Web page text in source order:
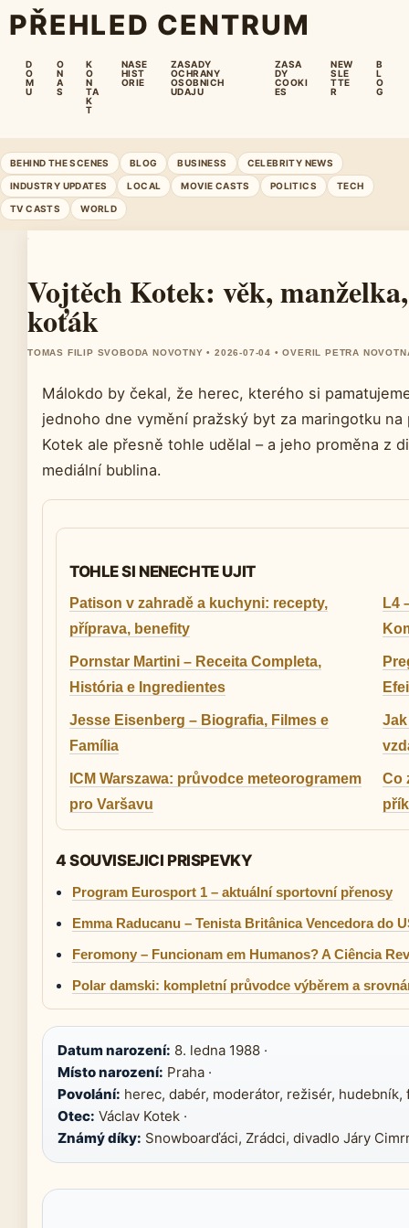
PŘEHLED CENTRUM
D
O
M
U
O
N
A
S
K
O
N
TA
K
T
NASE
HIST
ORIE
ZASADY
OCHRANY
OSOBNICH
UDAJU
ZASA
DY
COOKI
ES
NEW
SLE
TTE
R
B
L
O
G
BEHIND THE SCENES BLOG BUSINESS CELEBRITY NEWS
INDUSTRY UPDATES LOCAL MOVIE CASTS POLITICS TECH
TV CASTS WORLD
Vojtěch Kotek: věk,
koťák
TOMAS FILIP SVOBODA NOVOTNY • 2026-07-04 • OVERIL PETRA
Málokdo by čekal, že herec, kterého si
jednoho dne vymění pražský byt za maringotku
Kotek ale přesně tohle udělal – a jeho proměna z
mediální bublina.
TOHLE SI NENECHTE UJIT
Patison v zahradě a kuchyni: recepty,
příprava, benefity
L4
Pornstar Martini – Receita Completa,
História e Ingredientes
Jesse Eisenberg – Biografia, Filmes e
Família
ICM Warszawa: průvodce meteorogramem
pro Varšavu
Co
4 SOUVISEJICI PRISPEVKY
Program Eurosport 1 – aktuální sportovní přenosy
Emma Raducanu – Tenista Britânica Vencedora do
Feromony – Funcionam em Humanos? A Ciência
Polar damski: kompletní průvodce výběrem a
Datum narození: 8. ledna 1988 ·
Místo narození: Praha ·
Povolání: herec, dabér, moderátor, režisér, hudebník,
Otec: Václav Kotek ·
Známý díky: Snowboarďáci, Zrádci, divadlo Járy